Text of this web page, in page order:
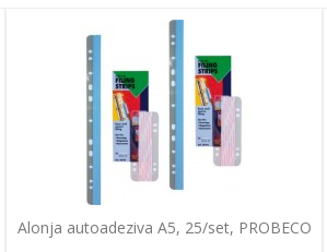
Alonja autoadeziva A5, 25/set, PROBECO